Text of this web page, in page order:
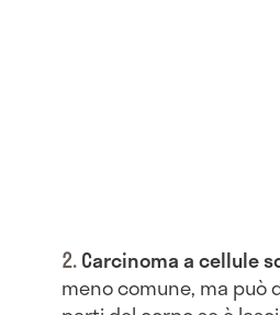
Carcinoma a cellule
meno comune, ma può